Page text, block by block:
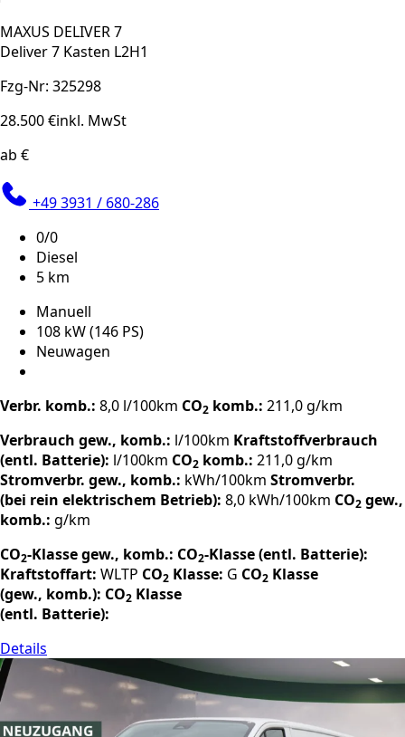
MAXUS DELIVER 7
Deliver 7 Kasten L2H1
Fzg-Nr: 325298
28.500 €inkl. MwSt
ab €
+49 3931 / 680-286
0/0
Diesel
5 km
Manuell
108 kW (146 PS)
Neuwagen
Verbr. komb.: 8,0 l/100km CO2 komb.: 211,0 g/km
Verbrauch gew., komb.: l/100km Kraftstoffverbrauch
(entl. Batterie): l/100km CO2 komb.: 211,0 g/km
Stromverbr. gew., komb.: kWh/100km Stromverbr.
(bei rein elektrischem Betrieb): 8,0 kWh/100km CO2 gew.,
komb.: g/km
CO2-Klasse gew., komb.: CO2-Klasse (entl. Batterie):
Kraftstoffart: WLTP CO2 Klasse: G CO2 Klasse
(gew., komb.): CO2 Klasse
(entl. Batterie):
Details